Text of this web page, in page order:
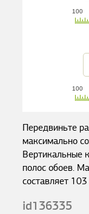
100
100
Передвиньте
максимально
Вертикальные
полос обоев.
составляет 103
id136335